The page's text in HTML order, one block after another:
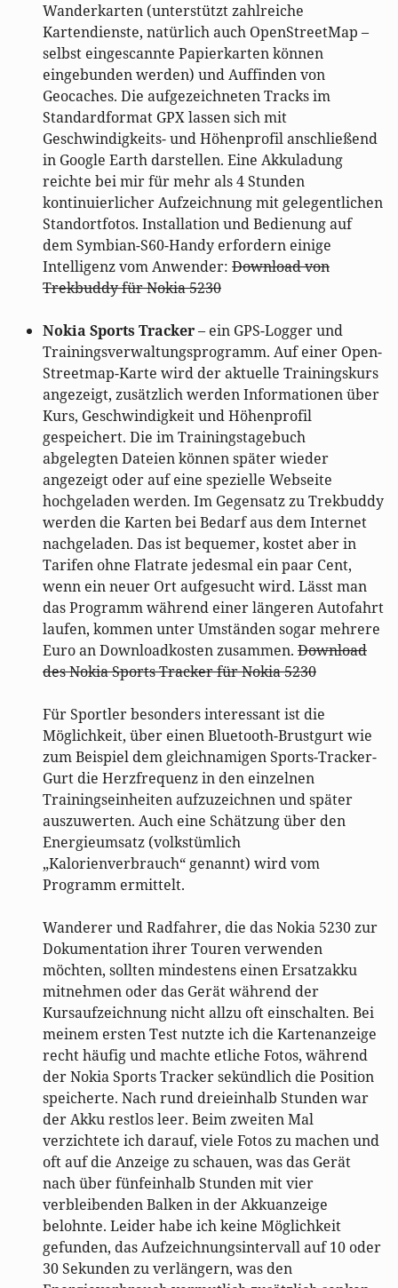
Wanderkarten (unterstützt zahlreiche
Kartendienste, natürlich auch OpenStreetMap –
selbst eingescannte Papierkarten können
eingebunden werden) und Auffinden von
Geocaches. Die aufgezeichneten Tracks im
Standardformat GPX lassen sich mit
Geschwindigkeits- und Höhenprofil anschließend
in Google Earth darstellen. Eine Akkuladung
reichte bei mir für mehr als 4 Stunden
kontinuierlicher Aufzeichnung mit gelegentlichen
Standortfotos. Installation und Bedienung auf
dem Symbian-S60-Handy erfordern einige
Intelligenz vom Anwender: Download von
Trekbuddy für Nokia 5230
Nokia Sports Tracker– ein GPS-Logger und
Trainingsverwaltungsprogramm. Auf einer Open-
Streetmap-Karte wird der aktuelle Trainingskurs
angezeigt, zusätzlich werden Informationen über
Kurs, Geschwindigkeit und Höhenprofil
gespeichert. Die im Trainingstagebuch
abgelegten Dateien können später wieder
angezeigt oder auf eine spezielle Webseite
hochgeladen werden. Im Gegensatz zu Trekbuddy
werden die Karten bei Bedarf aus dem Internet
nachgeladen. Das ist bequemer, kostet aber in
Tarifen ohne Flatrate jedesmal ein paar Cent,
wenn ein neuer Ort aufgesucht wird. Lässt man
das Programm während einer längeren Autofahrt
laufen, kommen unter Umständen sogar mehrere
Euro an Downloadkosten zusammen. Download
des Nokia Sports Tracker für Nokia 5230
Für Sportler besonders interessant ist die
Möglichkeit, über einen Bluetooth-Brustgurt wie
zum Beispiel dem gleichnamigen Sports-Tracker-
Gurt die Herzfrequenz in den einzelnen
Trainingseinheiten aufzuzeichnen und später
auszuwerten. Auch eine Schätzung über den
Energieumsatz (volkstümlich
„Kalorienverbrauch“ genannt) wird vom
Programm ermittelt.
Wanderer und Radfahrer, die das Nokia 5230 zur
Dokumentation ihrer Touren verwenden
möchten, sollten mindestens einen Ersatzakku
mitnehmen oder das Gerät während der
Kursaufzeichnung nicht allzu oft einschalten. Bei
meinem ersten Test nutzte ich die Kartenanzeige
recht häufig und machte etliche Fotos, während
der Nokia Sports Tracker sekündlich die Position
speicherte. Nach rund dreieinhalb Stunden war
der Akku restlos leer. Beim zweiten Mal
verzichtete ich darauf, viele Fotos zu machen und
oft auf die Anzeige zu schauen, was das Gerät
nach über fünfeinhalb Stunden mit vier
verbleibenden Balken in der Akkuanzeige
belohnte. Leider habe ich keine Möglichkeit
gefunden, das Aufzeichnungsintervall auf 10 oder
30 Sekunden zu verlängern, was den